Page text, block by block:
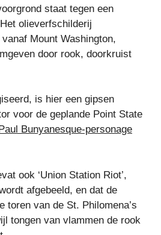
staat tegen een
olieverfschilderij
Mount Washington,
door rook, doorkruist
is hier een gipsen
voor de geplande Point State
Bunyanesque-personage
ook ‘Union Station Riot’,
afgebeeld, en dat de
van de St. Philomena’s
tongen van vlammen de rook